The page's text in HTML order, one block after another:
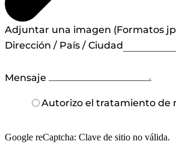
Adjuntar una imagen (Formatos
Dirección / País / Ciudad
Mensaje
Autorizo el tratamiento de
Google reCaptcha: Clave de sitio no válida.